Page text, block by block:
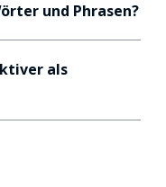
und Phrasen?
als